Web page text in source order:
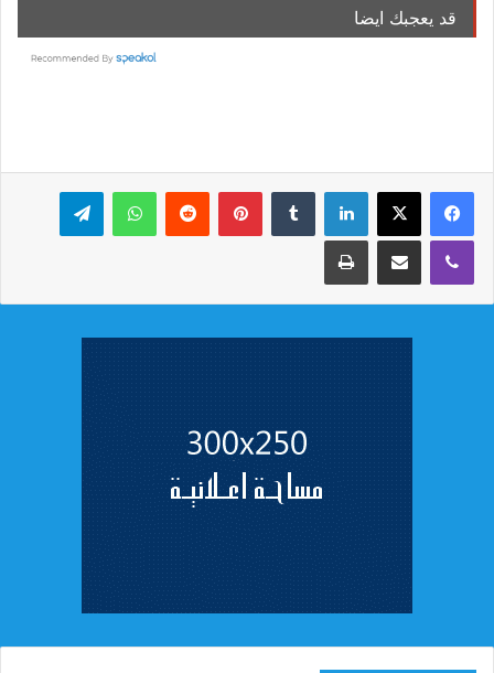
قد يعجبك ايضا
لينكدإن بينتيريست واتساب تيلقرام
ڤايبر مشاركة عبر البريد طباعة